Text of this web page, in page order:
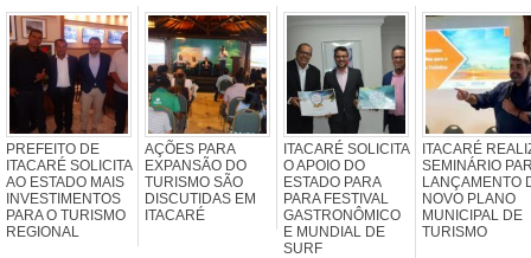
PREFEITO DE
ITACARÉ SOLICITA
AO ESTADO MAIS
INVESTIMENTOS
PARA O TURISMO
REGIONAL
AÇÕES PARA
EXPANSÃO DO
TURISMO SÃO
DISCUTIDAS EM
ITACARÉ
ITACARÉ SOLICITA
O APOIO DO
ESTADO PARA
PARA FESTIVAL
GASTRONÔMICO
E MUNDIAL DE
SURF
ITACARÉ
SEMINÁRIO
LANÇAMENTO
NOVO PLANO
MUNICIPAL DE
TURISMO